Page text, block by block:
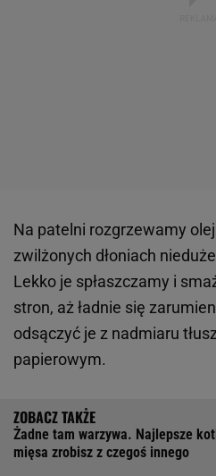
Na patelni rozgrzewamy
zwilżonych dłoniach
Lekko je spłaszczamy i
stron, aż ładnie się
odsączyć je z nadmiaru
papierowym.
Żadne tam warzywa. Najlepsze
mięsa zrobisz z czegoś innego